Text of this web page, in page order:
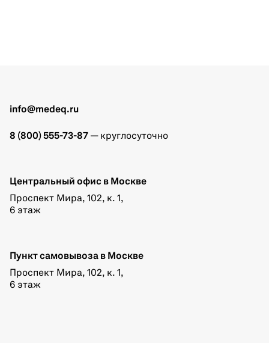
info@medeq.ru
8 (800) 555-73-87 — круглосуточно
Центральный офис в Москве
Проспект Мира, 102, к. 1,
6 этаж
Пункт самовывоза в Москве
Проспект Мира, 102, к. 1,
6 этаж